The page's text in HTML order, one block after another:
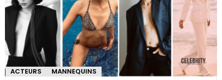
ACTEURS MANNEQUINS